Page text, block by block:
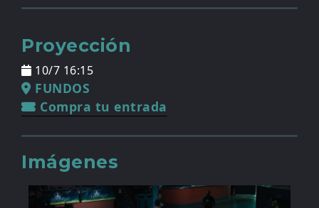
Proyección
10/7 16:15
FUNDOS
Compra tu entrada
Imágenes